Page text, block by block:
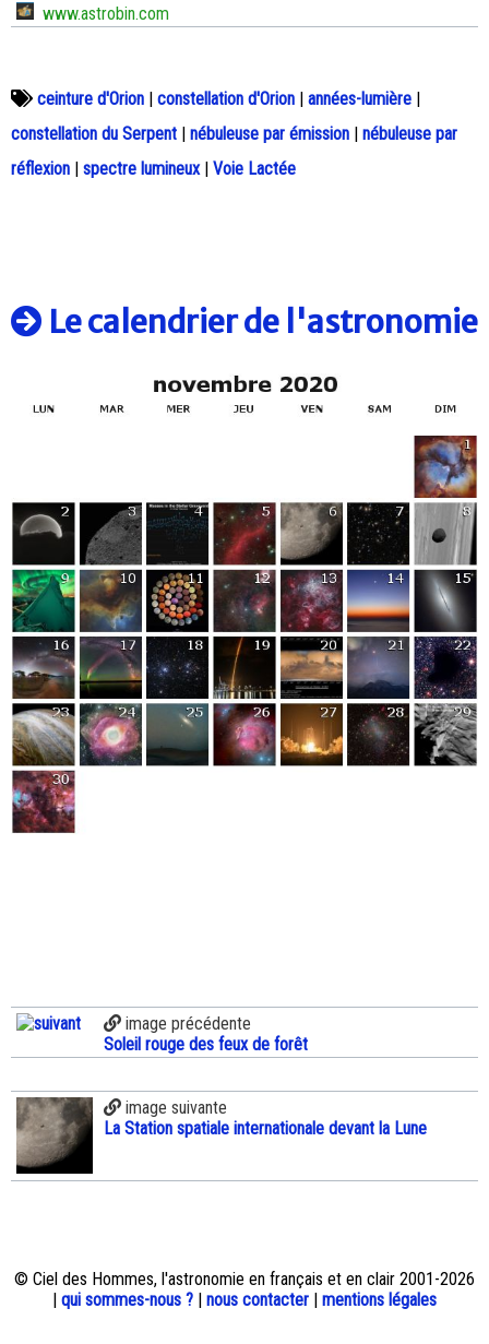
www.astrobin.com
ceinture d'Orion | constellation d'Orion | années-lumière |
constellation du Serpent | nébuleuse par émission | nébuleuse par
réflexion | spectre lumineux | Voie Lactée
Le calendrier de l'astronomie
image précédente
Soleil rouge des feux de forêt
image suivante
La Station spatiale internationale devant la Lune
© Ciel des Hommes, l'astronomie en français et en clair 2001-2026
| qui sommes-nous ? | nous contacter | mentions légales